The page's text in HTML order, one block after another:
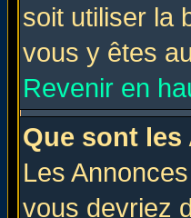
soit utiliser la
vous y êtes
Revenir en
Que sont les
Les
vous devriez